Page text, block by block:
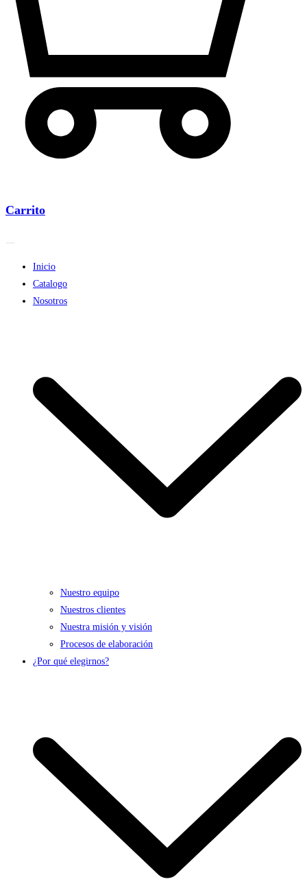
Carrito
Inicio
Catalogo
Nosotros
Nuestro equipo
Nuestros clientes
Nuestra misión y visión
Procesos de elaboración
¿Por qué elegirnos?